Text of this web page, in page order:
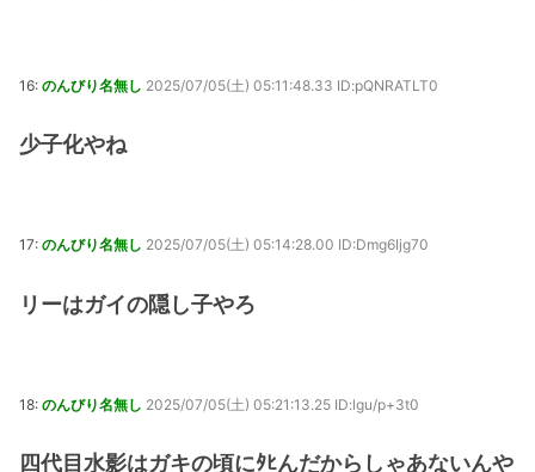
16: のんびり名無し 2025/07/05(土) 05:11:48.33 ID:pQNRATLT0
少子化やね
17: のんびり名無し 2025/07/05(土) 05:14:28.00 ID:Dmg6Ijg70
リーはガイの隠し子やろ
18: のんびり名無し 2025/07/05(土) 05:21:13.25 ID:lgu/p+3t0
四代目水影はガキの頃にﾀﾋんだからしゃあないんや